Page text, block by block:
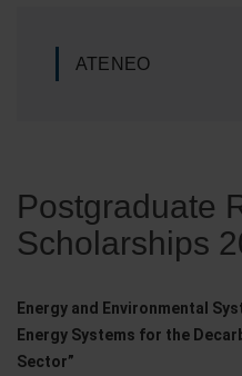
ATENEO
Postgraduate
Scholarships
Energy and Environmental
Energy Systems for the
Sector”